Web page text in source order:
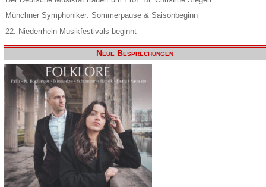
Münchner Symphoniker: Sommerpause & Saisonbeginn
22. Niederrhein Musikfestivals beginnt
Neue Besprechungen